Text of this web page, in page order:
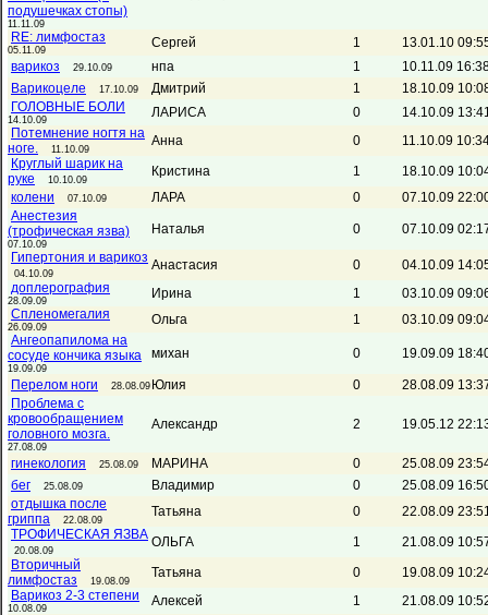
подушечках стопы)
11.11.09
RE: лимфостаз
05.11.09 Сергей 1
13.01.10
варикоз
29.10.09 нпа 1
10.11.09
Варикоцеле
17.10.09 Дмитрий 1
18.10.09
ГОЛОВНЫЕ БОЛИ
14.10.09 ЛАРИСА 0
14.10.09
Потемнение ногтя на
ноге.
11.10.09
Анна 0
11.10.09
Круглый шарик на
руке
10.10.09
Кристина 1
18.10.09
колени
07.10.09 ЛАРА 0
07.10.09
Анестезия
(трофическая язва)
07.10.09
Наталья 0
07.10.09
Гипертония и варикоз
04.10.09
Анастасия 0
04.10.09
доплерография
28.09.09 Ирина 1
03.10.09
Спленомегалия
26.09.09 Ольга 1
03.10.09
Aнгеопапилома на
сосуде кончика языка
19.09.09
михан 0 19.09.09
Перелом ноги 28.08.09 Юлия 0
28.08.09
Проблема с
кровообращением
головного мозга.
27.08.09
Александр 2 19.05.12
гинекология 25.08.09 МАРИНА 0
25.08.09
бег
25.08.09 Владимир 0
25.08.09
отдышка после
гриппа
22.08.09
Татьяна 0
22.08.09
ТРОФИЧЕСКАЯ ЯЗВА
20.08.09
ОЛЬГА 1
21.08.09
Вторичный
лимфостаз
19.08.09
Татьяна 0
19.08.09
Варикоз 2-3 степени
10.08.09 Алексей 1
21.08.09